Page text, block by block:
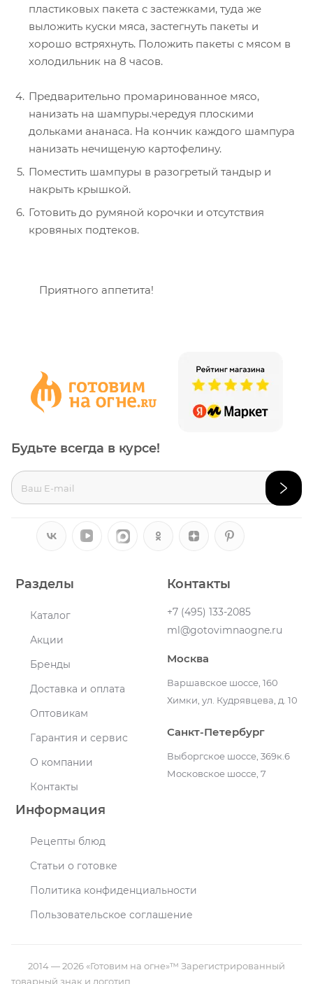
пластиковых пакета с застежками, туда же
выложить куски мяса, застегнуть пакеты и
хорошо встряхнуть. Положить пакеты с мясом в
холодильник на 8 часов.
Предварительно промаринованное мясо,
нанизать на шампуры.чередуя плоскими
дольками ананаса. На кончик каждого шампура
нанизать нечищеную картофелину.
Поместить шампуры в разогретый тандыр и
накрыть крышкой.
Готовить до румяной корочки и отсутствия
кровяных подтеков.
Приятного аппетита!
Разделы
Каталог
Акции
Бренды
Доставка и оплата
Оптовикам
Гарантия и сервис
О компании
Контакты
Информация
Рецепты блюд
Статьи о готовке
Политика конфиденциальности
Пользовательское соглашение
Контакты
+7 (495) 133-2085
ml@gotovimnaogne.ru
Москва
Варшавское шоссе, 160
Химки, ул. Кудрявцева, д. 10
Санкт-Петербург
Выборгское шоссе, 369к.6
Московское шоссе, 7
Будьте всегда в курсе!
2014 — 2026 «Готовим на огне»™ Зарегистрированный
товарный знак и логотип